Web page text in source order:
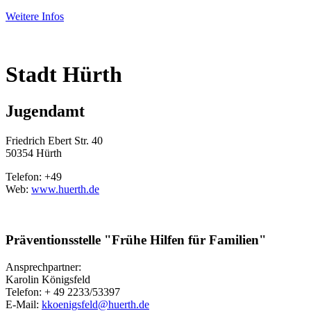
Weitere Infos
Stadt Hürth
Jugendamt
Friedrich Ebert Str. 40
50354 Hürth
Telefon: +49
Web: www.huerth.de
Präventionsstelle "Frühe Hilfen für Familien"
Ansprechpartner:
Karolin Königsfeld
Telefon: + 49 2233/53397
E-Mail: kkoenigsfeld@huerth.de